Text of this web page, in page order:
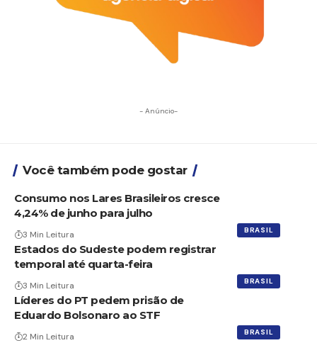
- Anúncio-
Você também pode gostar
BRASIL
Consumo nos Lares Brasileiros cresce
4,24% de junho para julho
3 Min Leitura
BRASIL
Estados do Sudeste podem registrar
temporal até quarta-feira
3 Min Leitura
BRASIL
Líderes do PT pedem prisão de
Eduardo Bolsonaro ao STF
2 Min Leitura